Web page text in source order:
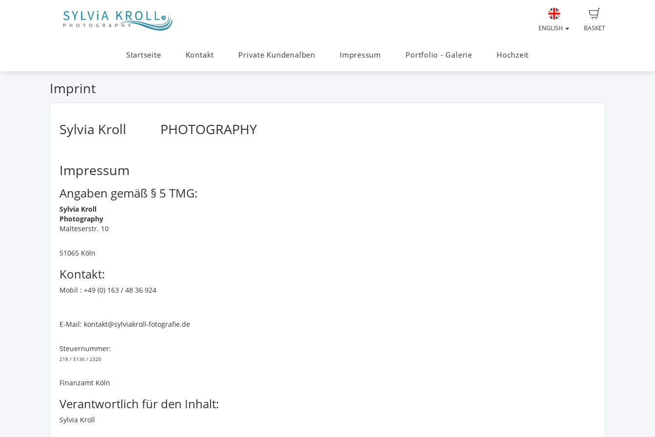
BASKET
ENGLISH
Startseite Kontakt Private Kundenalben Impressum Portfolio - Galerie Hochzeit
Imprint
Sylvia Kroll PHOTOGRAPHY
Impressum
Angaben gemäß § 5 TMG:
Sylvia Kroll
Photography
Malteserstr. 10
51065 Köln
Kontakt:
Mobil : +49 (0) 163 / 48 36 924
E-Mail: kontakt@sylviakroll-fotografie.de
Steuernummer:
218 / 5136 / 2320
Finanzamt Köln
Verantwortlich für den Inhalt:
Sylvia Kroll